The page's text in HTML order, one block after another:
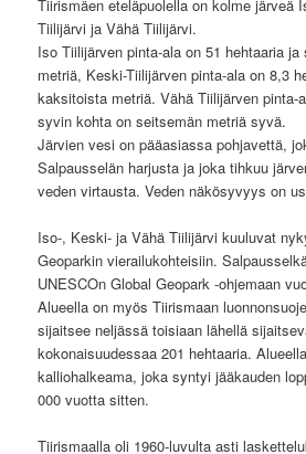
Tiirismäen eteläpuolella on kolme järveä
Tiilijärvi ja Vähä Tiilijärvi.
Iso Tiilijärven pinta-ala on 51 hehtaaria
metriä, Keski-Tiilijärven pinta-ala on 8,3
kaksitoista metriä. Vähä Tiilijärven pinta-
syvin kohta on seitsemän metriä syvä.
Järvien vesi on pääasiassa pohjavettä,
Salpausselän harjusta ja joka tihkuu
veden virtausta. Veden näkösyvyys on
Iso-, Keski- ja Vähä Tiilijärvi kuuluvat
Geoparkin vierailukohteisiin.
UNESCOn Global Geopark -ohjemaan
Alueella on myös Tiirismaan
sijaitsee neljässä toisiaan lähellä
kokonaisuudessaa 201 hehtaaria.
kalliohalkeama, joka syntyi jääkauden
000 vuotta sitten.
Tiirismaalla oli 1960-luvulta asti